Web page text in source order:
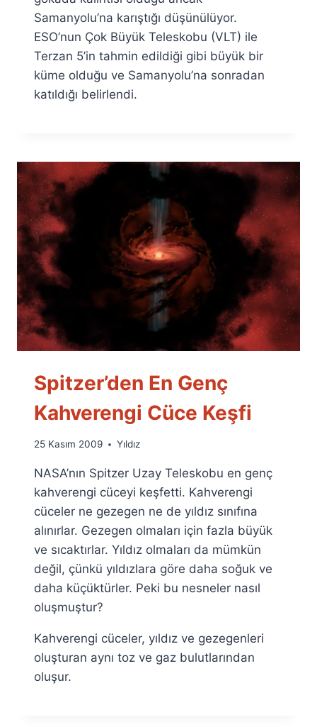
Samanyolu’na karıştığı düşünülüyor.
ESO’nun Çok Büyük Teleskobu (VLT) ile
Terzan 5’in tahmin edildiği gibi büyük bir
küme olduğu ve Samanyolu’na sonradan
katıldığı belirlendi.
Spitzer’den En Genç
Kahverengi Cüce Keşfi
By
Fuat
Özyar
25 Kasım 2009 Yıldız
NASA’nın Spitzer Uzay Teleskobu en genç
kahverengi cüceyi keşfetti. Kahverengi
cüceler ne gezegen ne de yıldız sınıfına
alınırlar. Gezegen olmaları için fazla büyük
ve sıcaktırlar. Yıldız olmaları da mümkün
değil, çünkü yıldızlara göre daha soğuk ve
daha küçüktürler. Peki bu nesneler nasıl
oluşmuştur?
Kahverengi cüceler, yıldız ve gezegenleri
oluşturan aynı toz ve gaz bulutlarından
oluşur.